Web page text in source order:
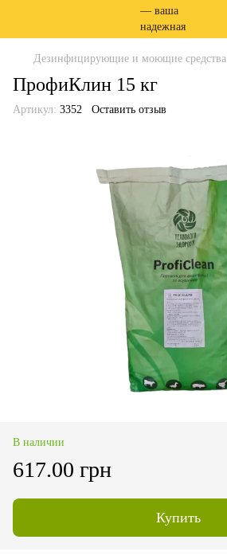
Дезинфицирующие и моющие средства
ПрофиКлин 15 кг
Артикул: 3352 Оставить отзыв
В наличии
617.00 грн
Купить